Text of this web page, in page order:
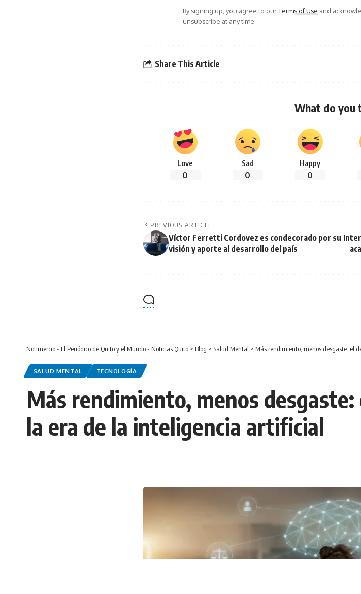
By signing up, you agree to ourTerms of Use and
unsubscribe at any time.
Share This Article
What do you
Love
0
Sad
0
Happy
0
PREVIOUS ARTICLE
Víctor Ferretti Cordovez es condecorado por su
visión y aporte al desarrollo del país
Notimercio - El Periódico de Quito y el Mundo - Noticias Quito > Blog > Salud Mental > Más rendimiento, menos desgaste: el
SALUD MENTAL TECNOLOGÍA
Más rendimiento, menos
la era de la inteligencia artificial